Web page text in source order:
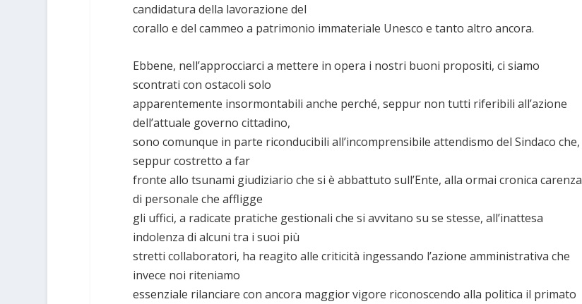
candidatura della lavorazione del
corallo e del cammeo a patrimonio immateriale Unesco e tanto altro ancora.
Ebbene, nell’approcciarci a mettere in opera i nostri buoni propositi, ci siamo
scontrati con ostacoli solo
apparentemente insormontabili anche perché, seppur non tutti riferibili all’azione
dell’attuale governo cittadino,
sono comunque in parte riconducibili all’incomprensibile attendismo del Sindaco che,
seppur costretto a far
fronte allo tsunami giudiziario che si è abbattuto sull’Ente, alla ormai cronica carenza
di personale che affligge
gli uffici, a radicate pratiche gestionali che si avvitano su se stesse, all’inattesa
indolenza di alcuni tra i suoi più
stretti collaboratori, ha reagito alle criticità ingessando l’azione amministrativa che
invece noi riteniamo
essenziale rilanciare con ancora maggior vigore riconoscendo alla politica il primato